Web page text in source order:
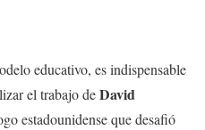
educativo, es indispensable
el trabajo deDavid
estadounidense que desafió